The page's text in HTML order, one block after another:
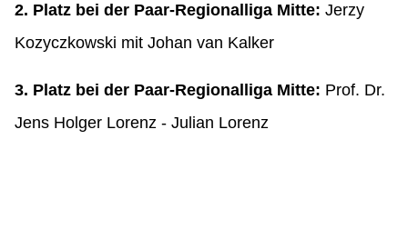
2. Platz bei der Paar-Regionalliga Mitte: Jerzy
Kozyczkowski mit Johan van Kalker
3. Platz bei der Paar-Regionalliga Mitte: Prof. Dr.
Jens Holger Lorenz - Julian Lorenz